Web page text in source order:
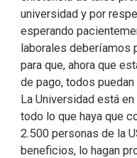
universidad y por
esperando
laborales deberíamos
para que, ahora que
de pago, todos
La Universidad está
todo lo que haya que
2.500 personas de la
beneficios, lo hagan